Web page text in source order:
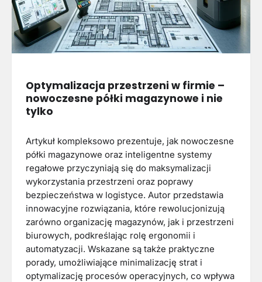
Optymalizacja przestrzeni w firmie –
nowoczesne półki magazynowe i nie
tylko
Artykuł kompleksowo prezentuje, jak nowoczesne
półki magazynowe oraz inteligentne systemy
regałowe przyczyniają się do maksymalizacji
wykorzystania przestrzeni oraz poprawy
bezpieczeństwa w logistyce. Autor przedstawia
innowacyjne rozwiązania, które rewolucjonizują
zarówno organizację magazynów, jak i przestrzeni
biurowych, podkreślając rolę ergonomii i
automatyzacji. Wskazane są także praktyczne
porady, umożliwiające minimalizację strat i
optymalizację procesów operacyjnych, co wpływa